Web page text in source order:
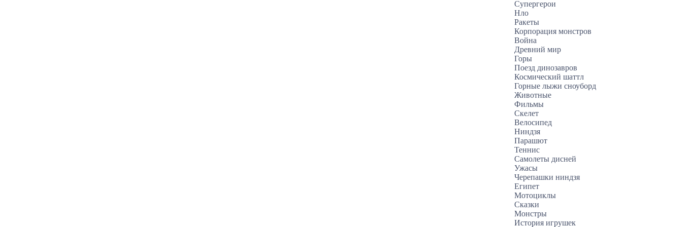
Супергерои
Нло
Ракеты
Корпорация монстров
Война
Древний мир
Горы
Поезд динозавров
Космический шаттл
Горные лыжи сноуборд
Животные
Фильмы
Скелет
Велосипед
Ниндзя
Парашют
Теннис
Самолеты дисней
Ужасы
Черепашки ниндзя
Египет
Мотоциклы
Сказки
Монстры
История игрушек